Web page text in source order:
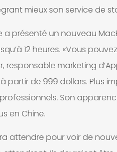
mieux son service de
a présenté un nouveau
12 heures. «Vous
responsable marketing
partir de 999 dollars. Plus
Son
en Chine.
attendre pour voir de